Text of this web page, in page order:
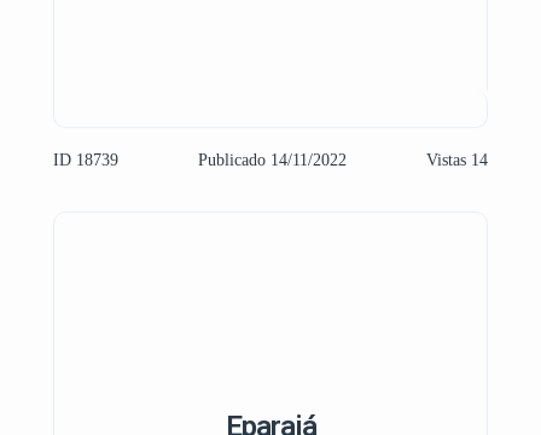
ID 18739 Publicado 14/11/2022 Vistas 14
Eparajá